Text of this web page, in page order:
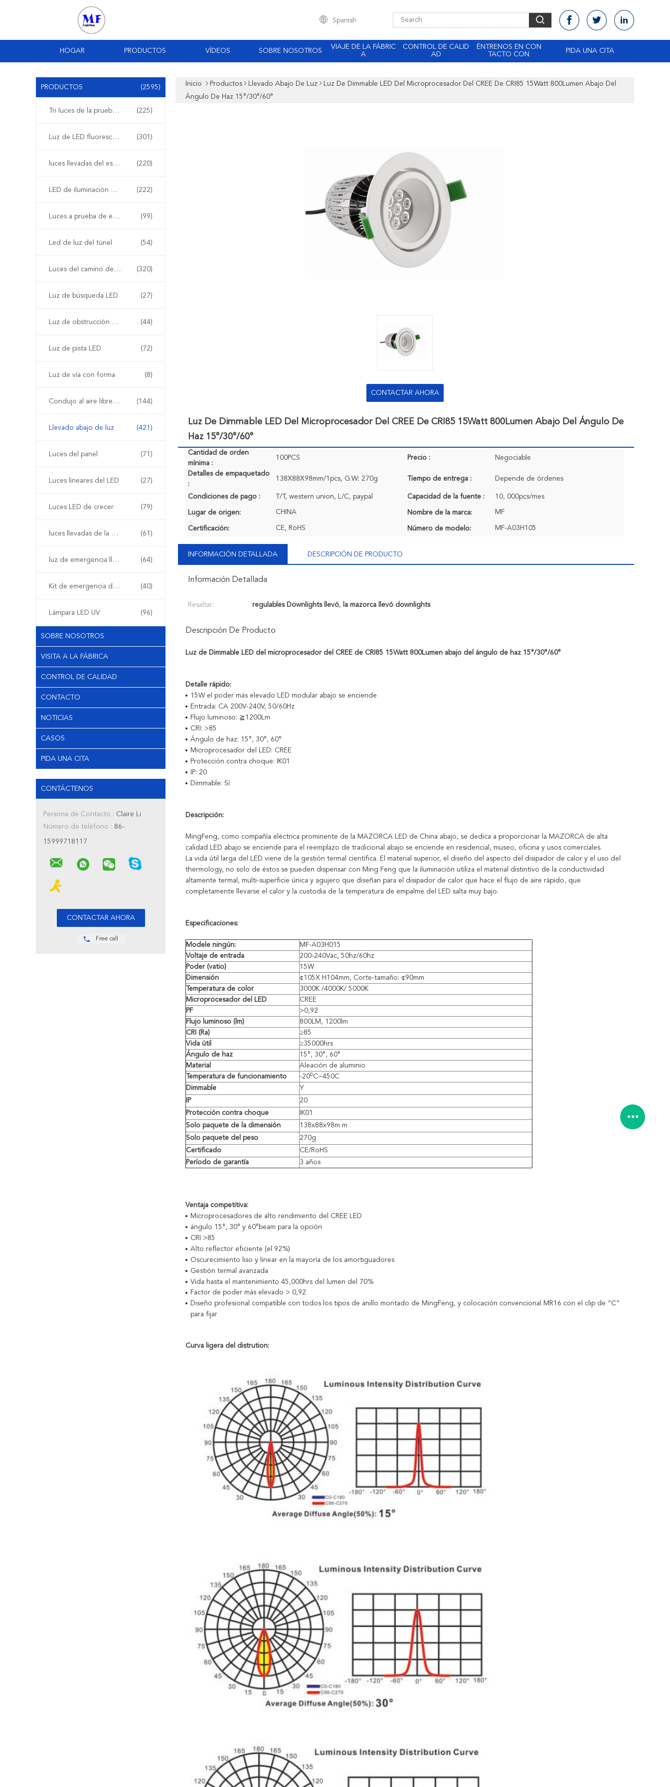
Spanish
HOGAR PRODUCTOS VÍDEOS SOBRE NOSOTROS
VIAJE DE LA FÁBRIC
A
CONTROL DE CALID
AD
ÉNTRENOS EN CON
TACTO CON
PIDA UNA CITA
PRODUCTOS (2595)
Tri luces de la prueba del LED (225)
Luz de LED fluorescente (301)
luces llevadas del estadio (220)
LED de iluminación de la bahía de alta (222)
Luces a prueba de explosiones del LED (99)
Led de luz del túnel (54)
Luces del camino del LED (320)
Luz de búsqueda LED (27)
Luz de obstrucción de la aviación del LED (44)
Luz de pista LED (72)
Luz de vía con forma (8)
Condujo al aire libre paisaje iluminación (144)
Llevado abajo de luz (421)
Luces del panel (71)
Luces lineares del LED (27)
Luces LED de crecer (79)
luces llevadas de la etapa (61)
luz de emergencia llevada (64)
Kit de emergencia de LED (40)
Lámpara LED UV (96)
SOBRE NOSOTROS
VISITA A LA FÁBRICA
CONTROL DE CALIDAD
CONTACTO
NOTICIAS
CASOS
PIDA UNA CITA
CONTÁCTENOS
Persona de Contacto : Claire Li
Número de teléfono : 86-
15999718117
Free call
Inicio Productos Llevado Abajo De Luz
Luz De Dimmable LED Del Microprocesador Del CREE De CRI85 15Watt 800Lumen Abajo Del
Ángulo De Haz 15°/30°/60°
CONTACTAR AHORA
Luz De Dimmable LED Del Microprocesador Del CREE De CRI85 15Watt 800Lumen Abajo Del Ángulo De
Haz 15°/30°/60°
Cantidad de orden
mínima :
100PCS Precio : Negociable
Detalles de empaquetado
:
138X88X98mm/1pcs, G.W: 270g Tiempo de entrega : Depende de órdenes
Condiciones de pago : T/T, western union, L/C, paypal Capacidad de la fuente : 10, 000pcs/mes
Lugar de origen: CHINA Nombre de la marca: MF
Certificación: CE, RoHS Número de modelo: MF-A03H105
INFORMACIÓN DETALLADA DESCRIPCIÓN DE PRODUCTO
Información Detallada
Resaltar: regulables Downlights llevó, la mazorca llevó downlights
Descripción De Producto
Luz de Dimmable LED del microprocesador del CREE de CRI85 15Watt 800Lumen abajo del ángulo de haz 15°/30°/60°
Detalle rápido:
15W el poder más elevado LED modular abajo se enciende
Entrada: CA 200V-240V, 50/60Hz
Flujo luminoso: ≧1200Lm
CRI: >85
Ángulo de haz: 15°, 30°, 60°
Microprocesador del LED: CREE
Protección contra choque: IK01
IP: 20
Dimmable: Sí
Descripción:
MingFeng, como compañía eléctrica prominente de la MAZORCA LED de China abajo, se dedica a proporcionar la MAZORCA de alta
calidad LED abajo se enciende para el reemplazo de tradicional abajo se enciende en residencial, museo, oficina y usos comerciales.
La vida útil larga del LED viene de la gestión termal científica. El material superior, el diseño del aspecto del disipador de calor y el uso del
thermology, no solo de éstos se pueden dispensar con Ming Feng que la iluminación utiliza el material distintivo de la conductividad
altamente termal, multi-superficie única y agujero que diseñan para el disipador de calor que hace el flujo de aire rápido, que
completamente llevarse el calor y la custodia de la temperatura de empalme del LED salta muy bajo.
Especificaciones:
Modele ningún:
MF-A03H015
Voltaje de entrada
200-240Vac, 50hz/60hz
Poder (vatio)
15W
Dimensión
¢105X H104mm, Corte-tamaño: ¢90mm
Temperatura de color
3000K /4000K/ 5000K
Microprocesador del LED
CREE
PF
>0,92
Flujo luminoso (lm)
800LM, 1200lm
CRI (Ra)
≥85
Vida útil
≥35000hrs
Ángulo de haz
15°, 30°, 60°
Material
Aleación de aluminio
Temperatura de funcionamiento
-200C~450C
Dimmable
Y
IP
20
Protección contra choque
IK01
Solo paquete de la dimensión
138x88x98m m
Solo paquete del peso
270g
Certificado
CE/RoHS
Período de garantía
3 años
Ventaja competitiva:
Microprocesadores de alto rendimiento del CREE LED
ángulo 15°, 30° y 60°beam para la opción
CRI >85
Alto reflector eficiente (el 92%)
Oscurecimiento liso y linear en la mayoría de los amortiguadores
Gestión termal avanzada
Vida hasta el mantenimiento 45,000hrs del lumen del 70%
Factor de poder más elevado > 0,92
Diseño profesional compatible con todos los tipos de anillo montado de MingFeng, y colocación convencional MR16 con el clip de “C”
para fijar
Curva ligera del distrution: